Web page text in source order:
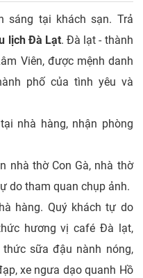
sáng tại khách sạn. Trả
lịch Đà Lạt. Đà lạt - thành
Viên, được mệnh danh
phố của tình yêu và
nhà hàng, nhận phòng
nhà thờ Con Gà, nhà thờ
do tham quan chụp ảnh.
hàng. Quý khách tự do
hương vị café Đà lạt,
sữa đậu nành nóng,
xe ngưa dạo quanh Hồ